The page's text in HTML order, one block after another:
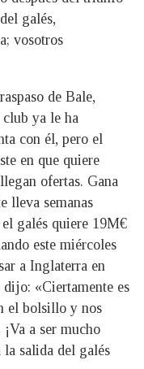
galés,
vosotros
de Bale,
ya le ha
con él, pero el
en que quiere
ofertas. Gana
lleva semanas
galés quiere 19M€
este miércoles
a Inglaterra en
«Ciertamente es
el bolsillo y nos
a ser mucho
salida del galés